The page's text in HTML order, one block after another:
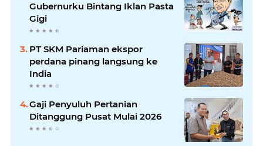
Gubernurku Bintang Iklan Pasta
Gigi
PT SKM Pariaman ekspor
perdana pinang langsung ke
India
Gaji Penyuluh Pertanian
Ditanggung Pusat Mulai 2026